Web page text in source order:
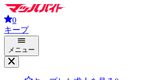
0
キープ
メニュー